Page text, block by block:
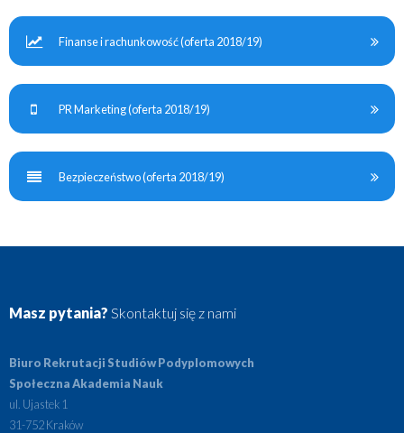
Finanse i rachunkowość (oferta 2018/19)
PR Marketing (oferta 2018/19)
Bezpieczeństwo (oferta 2018/19)
Masz pytania? Skontaktuj się z nami
Biuro Rekrutacji Studiów Podyplomowych
Społeczna Akademia Nauk
ul. Ujastek 1
31-752 Kraków